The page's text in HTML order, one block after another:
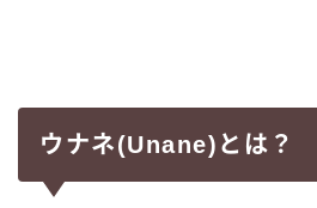
ウナネ(Unane)とは？